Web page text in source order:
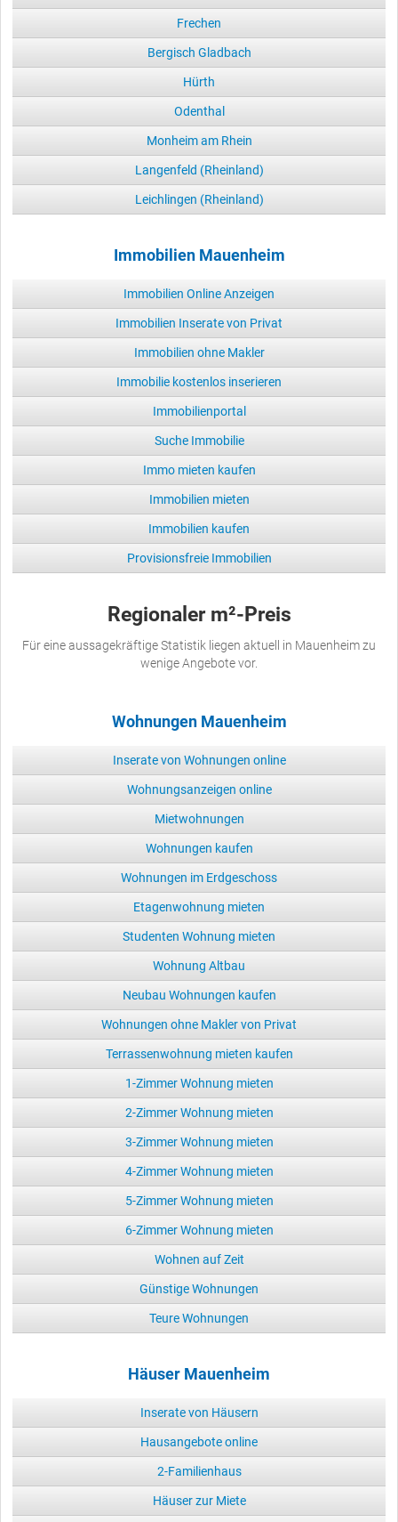
Frechen
Bergisch Gladbach
Hürth
Odenthal
Monheim am Rhein
Langenfeld (Rheinland)
Leichlingen (Rheinland)
Immobilien Mauenheim
Immobilien Online Anzeigen
Immobilien Inserate von Privat
Immobilien ohne Makler
Immobilie kostenlos inserieren
Immobilienportal
Suche Immobilie
Immo mieten kaufen
Immobilien mieten
Immobilien kaufen
Provisionsfreie Immobilien
Regionaler m²-Preis
Für eine aussagekräftige Statistik liegen aktuell in Mauenheim zu
wenige Angebote vor.
Wohnungen Mauenheim
Inserate von Wohnungen online
Wohnungsanzeigen online
Mietwohnungen
Wohnungen kaufen
Wohnungen im Erdgeschoss
Etagenwohnung mieten
Studenten Wohnung mieten
Wohnung Altbau
Neubau Wohnungen kaufen
Wohnungen ohne Makler von Privat
Terrassenwohnung mieten kaufen
1-Zimmer Wohnung mieten
2-Zimmer Wohnung mieten
3-Zimmer Wohnung mieten
4-Zimmer Wohnung mieten
5-Zimmer Wohnung mieten
6-Zimmer Wohnung mieten
Wohnen auf Zeit
Günstige Wohnungen
Teure Wohnungen
Häuser Mauenheim
Inserate von Häusern
Hausangebote online
2-Familienhaus
Häuser zur Miete